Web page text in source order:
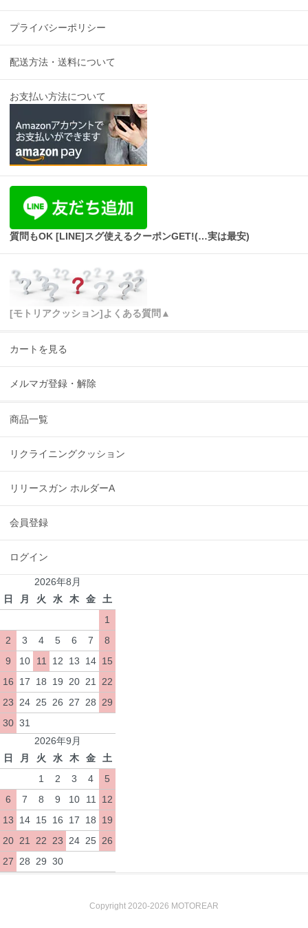
プライバシーポリシー
配送方法・送料について
お支払い方法について
質問もOK [LINE]スグ使えるクーポンGET!(…実は最安)
[モトリアクッション]よくある質問▲
カートを見る
メルマガ登録・解除
商品一覧
リクライニングクッション
リリースガン ホルダーA
会員登録
ログイン
2026年8月
日
月 火 水 木 金
土
1
2
3 4 5 6 7
8
9
10 11 12 13 14 15
16
17 18 19 20 21
22
23
24 25 26 27 28
29
30 31
2026年9月
日
月 火 水 木 金
土
1
2 3 4
5
6
7 8 9 10 11
12
13
14 15 16 17 18
19
20 21 22 23 24 25 26
27
28 29 30
Copyright 2020-2026 MOTOREAR